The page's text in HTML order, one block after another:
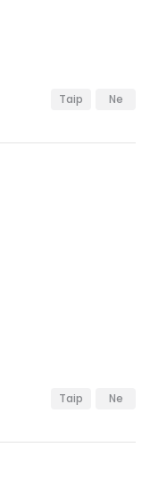
Taip Ne
Taip Ne